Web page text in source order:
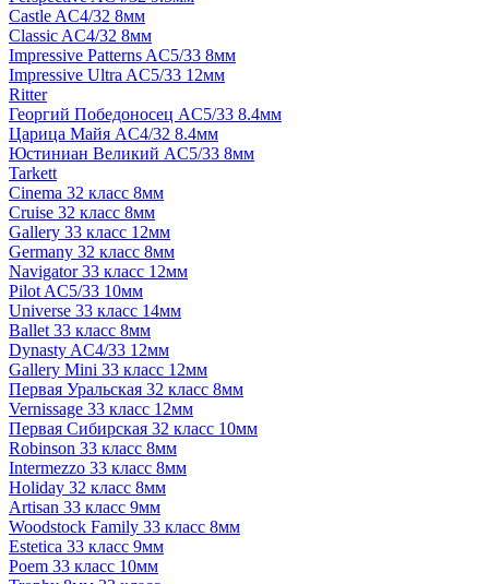
Castle AC4/32 8мм
Classic AC4/32 8мм
Impressive Patterns AC5/33 8мм
Impressive Ultra AC5/33 12мм
Ritter
Георгий Победоносец AC5/33 8.4мм
Царица Майя AC4/32 8.4мм
Юстиниан Великий AC5/33 8мм
Tarkett
Cinema 32 класс 8мм
Cruise 32 класс 8мм
Gallery 33 класс 12мм
Germany 32 класс 8мм
Navigator 33 класс 12мм
Pilot AC5/33 10мм
Universe 33 класс 14мм
Ballet 33 класс 8мм
Dynasty AC4/33 12мм
Gallery Mini 33 класс 12мм
Первая Уральская 32 класс 8мм
Vernissage 33 класс 12мм
Первая Сибирская 32 класс 10мм
Robinson 33 класс 8мм
Intermezzo 33 класс 8мм
Holiday 32 класс 8мм
Artisan 33 класс 9мм
Woodstock Family 33 класс 8мм
Estetica 33 класс 9мм
Poem 33 класс 10мм